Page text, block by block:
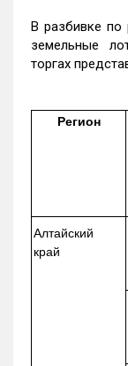
В разбивке по
земельные
торгах
Регион
Алтайский
край